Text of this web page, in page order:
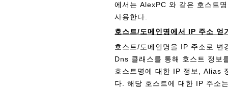
에서는 AlexPC 와 같은 호스트
사용한다.
호스트/도메인명에서 IP 주소 얻
호스트/도메인명을 IP 주소로
Dns 클래스를 통해 호스트 정보
호스트명에 대한 IP 정보, Alias
다. 해당 호스트에 대한 IP 주소